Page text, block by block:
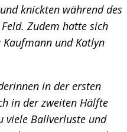
knickten während des
Zudem hatte sich
und Katlyn
in der ersten
in der zweiten Hälfte
viele Ballverluste und